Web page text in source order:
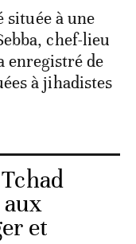
située à une
chef-lieu
enregistré de
à jihadistes
aux
et